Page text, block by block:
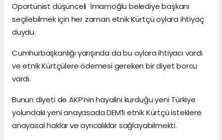
Oportünist düşünceli İmamoğlu belediye başkanı
seçilebilmek için her zaman etnik Kürtçü oylara ihtiyaç
duydu.
Cumhurbaşkanlığı yarışında da bu oylara ihtiyacı vardı
ve etnik Kürtçülere ödemesi gereken bir diyet borcu
vardı.
Bunun diyeti de AKP’nin hayalini kurduğu yeni Türkiye
yolundaki yeni anayasada DEM’li etnik Kürtçü isteklere
anayasal haklar ve ayrıcalıklar sağlayabilmekti.